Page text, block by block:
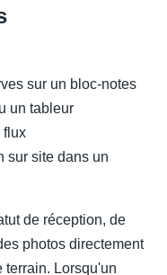
sur un bloc-notes
un tableur
flux
sur site dans un
de réception, de
photos directement
terrain. Lorsqu'un